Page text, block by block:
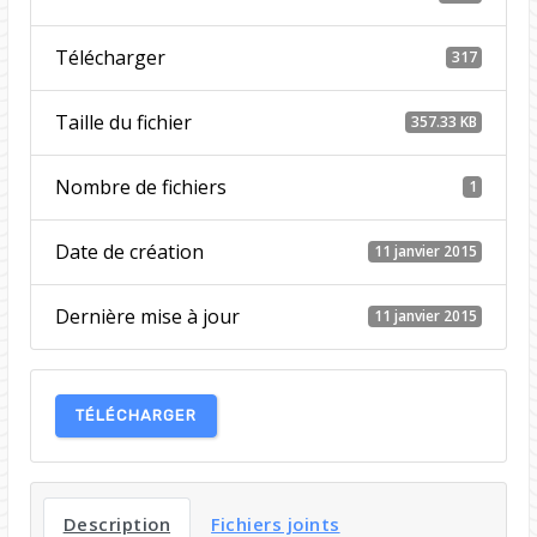
Télécharger 317
Taille du fichier 357.33 KB
Nombre de fichiers 1
Date de création 11 janvier 2015
Dernière mise à jour 11 janvier 2015
TÉLÉCHARGER
Description Fichiers joints